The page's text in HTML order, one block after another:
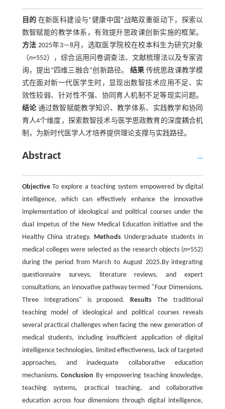
目的 在新医科建设与“健康中国”战略双重驱动下，探索以
数智赋能的教学体系，有效提升思政课创新实施的框架。
方法 2025年3—8月，选取医学院校在校本科生为研究对象
（n=552），综合运用问卷调查法、文献梳理法以及专家咨
询，提出“四维三融合”创新路径。 结果 传统思政课教学模
式在面对新一代医学生时，显现出数智技术应用不足、实
效性较弱、针对性不强、协同育人机制不足等现实问题。
结论通过数智赋能教学知识、教学体系、实践教学和协同
育人4个维度，探索数智技术与医学思政教育的深度耦合机
制，为新时代医学人才培养提供理论支撑与实践路径。
Abstract
ObjectiveTo explore a teaching system empowered by digital
intelligence, which can effectively enhance the innovative
implementation of ideological and political courses under the
dual impetus of the New Medical Education initiative and the
Healthy China strategy. Methods Undergraduate students in
medical colleges were selected as the research objects (n=552)
during the period from March to August 2025.By integrating
questionnaire surveys, literature reviews, and expert
consultations, an innovative pathway termed "Four Dimensions,
Three Integrations" is proposed.Results The traditional
teaching model of ideological and political courses reveals
several practical challenges when facing the new generation of
medical students, including insufficient application of digital
intelligence technologies, limited effectiveness, lack of targeted
approaches, and inadequate collaborative education
mechanisms.Conclusion By empowering teaching knowledge,
teaching systems, practical teaching, and collaborative
education across four dimensions through digital intelligence,